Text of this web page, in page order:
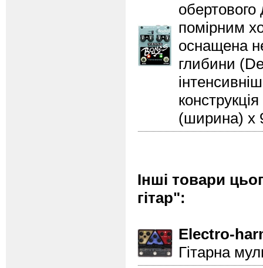
помірним
оснащена
глибини
(ширина) x
Інші товари
гітар":
Electro-
Гітарна